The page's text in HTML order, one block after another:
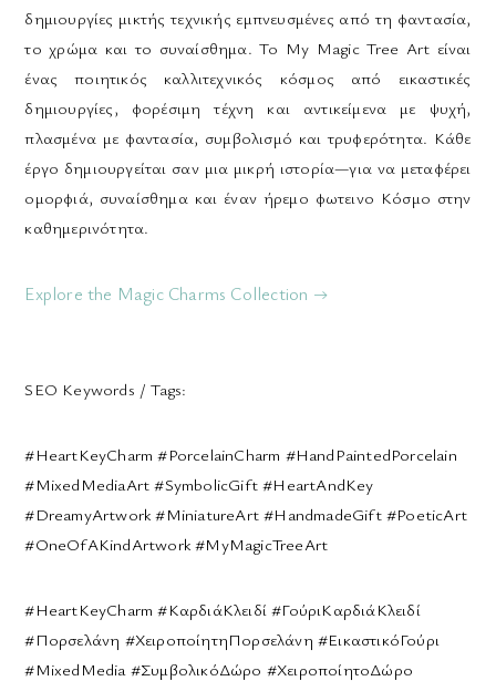
δημιουργίες μικτής τεχνικής εμπνευσμένες από τη φαντασία,
το χρώμα και το συναίσθημα. Το My Magic Tree Art είναι
ένας ποιητικός καλλιτεχνικός κόσμος από εικαστικές
δημιουργίες, φορέσιμη τέχνη και αντικείμενα με ψυχή,
πλασμένα με φαντασία, συμβολισμό και τρυφερότητα. Κάθε
έργο δημιουργείται σαν μια μικρή ιστορία—για να μεταφέρει
ομορφιά, συναίσθημα και έναν ήρεμο φωτεινο Κόσμο στην
καθημερινότητα.
Explore the Magic Charms Collection →
SEO Keywords / Tags:
#HeartKeyCharm #PorcelainCharm #HandPaintedPorcelain
#MixedMediaArt #SymbolicGift #HeartAndKey
#DreamyArtwork #MiniatureArt #HandmadeGift #PoeticArt
#OneOfAKindArtwork #MyMagicTreeArt
#HeartKeyCharm #ΚαρδιάΚλειδί #ΓούριΚαρδιάΚλειδί
#Πορσελάνη #ΧειροποίητηΠορσελάνη #ΕικαστικόΓούρι
#MixedMedia #ΣυμβολικόΔώρο #ΧειροποίητοΔώρο